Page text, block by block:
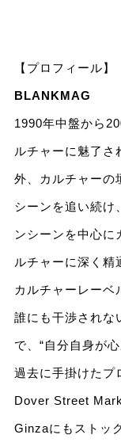
【プロフィール】
BLANKMAG
1990年中盤から
ルチャーに魅了さ
外、カルチャーの
シーンを追い続け
ンシーンを中心に
ルチャーに深く精
カルチャーレーベ
誰にも干渉されな
で、“自分自身が
過去に手掛けたプ
Dover Street
Ginzaにもストッ